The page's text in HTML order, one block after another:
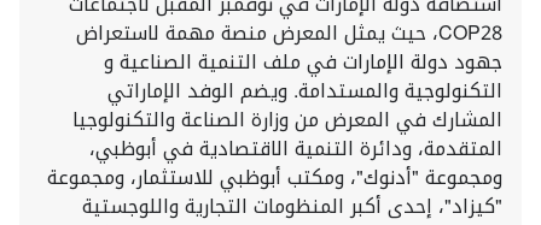
COP28، حيث يمثل المعرض منصة مهمة لاستعراض
جهود دولة الإمارات في ملف التنمية الصناعية و
التكنولوجية والمستدامة. ويضم الوفد الإماراتي
المشارك في المعرض من وزارة الصناعة والتكنولوجيا
المتقدمة، ودائرة التنمية الاقتصادية في أبوظبي،
ومجموعة "أدنوك"، ومكتب أبوظبي للاستثمار، ومجموعة
"كيزاد"، إحدى أكبر المنظومات التجارية واللوجستية